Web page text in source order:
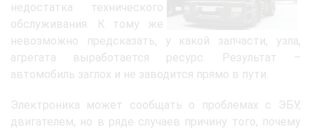
недостатка технического
обслуживания. К тому же
невозможно предсказать, у какой запчасти, узла,
агрегата выработается ресурс. Результат –
автомобиль заглох и не заводится прямо в пути.
Электроника может сообщать о проблемах с ЭБУ,
двигателем, но в ряде случаев причину того, почему